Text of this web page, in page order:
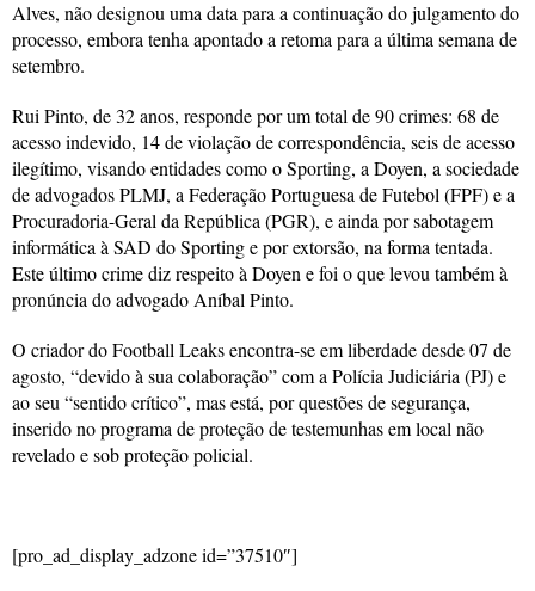
Alves, não designou uma data para a continuação do julgamento do
processo, embora tenha apontado a retoma para a última semana de
setembro.
Rui Pinto, de 32 anos, responde por um total de 90 crimes: 68 de
acesso indevido, 14 de violação de correspondência, seis de acesso
ilegítimo, visando entidades como o Sporting, a Doyen, a sociedade
de advogados PLMJ, a Federação Portuguesa de Futebol (FPF) e a
Procuradoria-Geral da República (PGR), e ainda por sabotagem
informática à SAD do Sporting e por extorsão, na forma tentada.
Este último crime diz respeito à Doyen e foi o que levou também à
pronúncia do advogado Aníbal Pinto.
O criador do Football Leaks encontra-se em liberdade desde 07 de
agosto, “devido à sua colaboração” com a Polícia Judiciária (PJ) e
ao seu “sentido crítico”, mas está, por questões de segurança,
inserido no programa de proteção de testemunhas em local não
revelado e sob proteção policial.
[pro_ad_display_adzone id=”37510″]